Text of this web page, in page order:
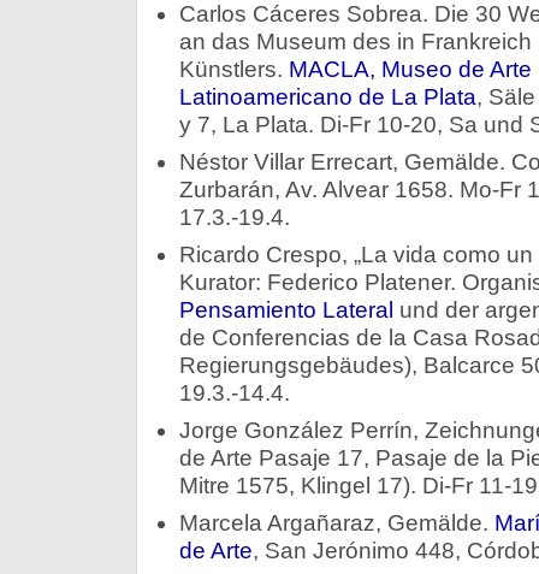
Carlos Cáceres Sobrea. Die 30
an das Museum des in
Künstlers. MACLA, Museo de
Latinoamericano de La Plata,
y 7, La Plata. Di-Fr 10-20, Sa und
Néstor Villar Errecart, Gemälde.
Zurbarán, Av. Alvear 1658. Mo-Fr
17.3.-19.4.
Ricardo Crespo, „La vida como
Kurator: Federico Platener.
Pensamiento Lateral und der
de Conferencias de la Casa
Regierungsgebäudes), Balcarce
19.3.-14.4.
Jorge González Perrín,
de Arte Pasaje 17, Pasaje de la
Mitre 1575, Klingel 17). Di-Fr 11-
Marcela Argañaraz, Gemälde.
de Arte, San Jerónimo 448,